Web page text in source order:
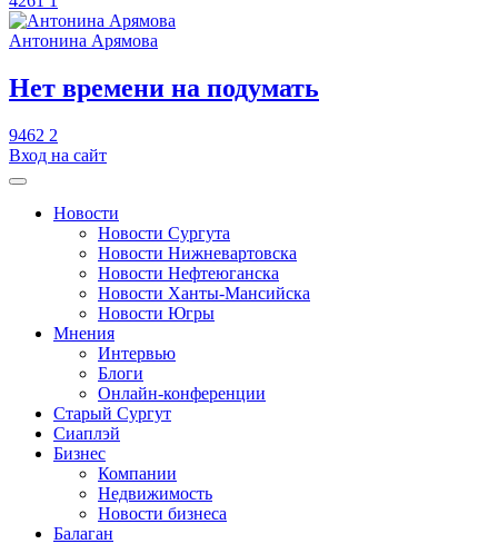
Антонина Арямова
​Нет времени на подумать
9462 2
Вход на сайт
Новости
Новости Сургута
Новости Нижневартовска
Новости Нефтеюганска
Новости Ханты-Мансийска
Новости Югры
Мнения
Интервью
Блоги
Онлайн-конференции
Старый Сургут
Сиаплэй
Бизнес
Компании
Недвижимость
Новости бизнеса
Балаган